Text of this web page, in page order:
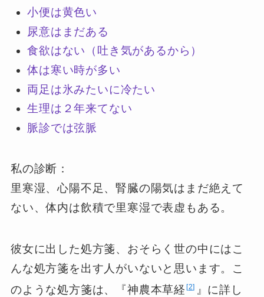
小便は黄色い
尿意はまだある
食欲はない（吐き気があるから）
体は寒い時が多い
両足は氷みたいに冷たい
生理は２年来てない
脈診では弦脈
私の診断：
里寒湿、心陽不足、腎臓の陽気はまだ絶えて
ない、体内は飲積で里寒湿で表虚もある。
彼女に出した処方箋、おそらく世の中にはこ
んな処方箋を出す人がいないと思います。こ
のような処方箋は、『神農本草経 2
』に詳し